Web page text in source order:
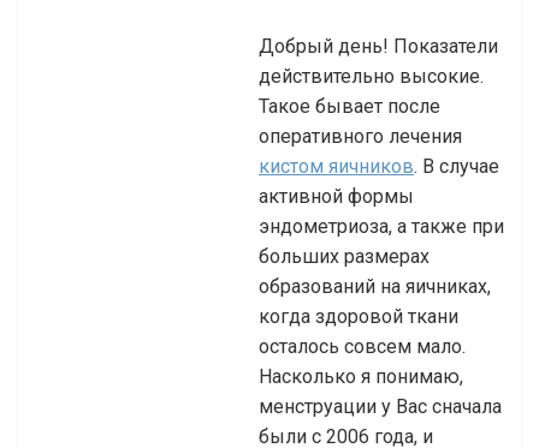
Добрый день! Показатели
действительно высокие.
Такое бывает после
оперативного лечения
кистом яичников. В случае
активной формы
эндометриоза, а также при
больших размерах
образований на яичниках,
когда здоровой ткани
осталось совсем мало.
Насколько я понимаю,
менструации у Вас сначала
были с 2006 года, и